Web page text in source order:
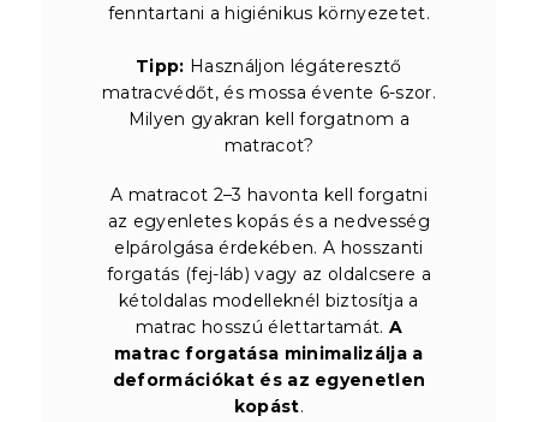
fenntartani a higiénikus környezetet.
Tipp: Használjon légáteresztő
matracvédőt, és mossa évente 6-szor.
Milyen gyakran kell forgatnom a
matracot?
A matracot 2–3 havonta kell forgatni
az egyenletes kopás és a nedvesség
elpárolgása érdekében. A hosszanti
forgatás (fej-láb) vagy az oldalcsere a
kétoldalas modelleknél biztosítja a
matrac hosszú élettartamát. A
matrac forgatása minimalizálja a
deformációkat és az egyenetlen
kopást.